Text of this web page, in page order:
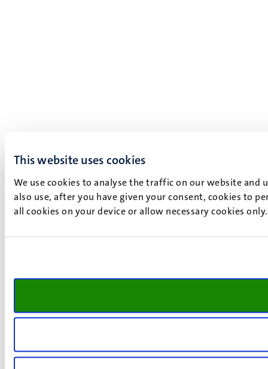
This website uses cookies
We use cookies to analyse the traffic on our website and
also use, after you have given your consent, cookies to
all cookies on your device or allow necessary cookies